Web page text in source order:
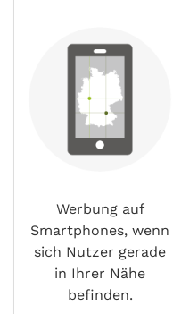
Werbung auf
Smartphones, wenn
sich Nutzer gerade
in Ihrer Nähe
befinden.